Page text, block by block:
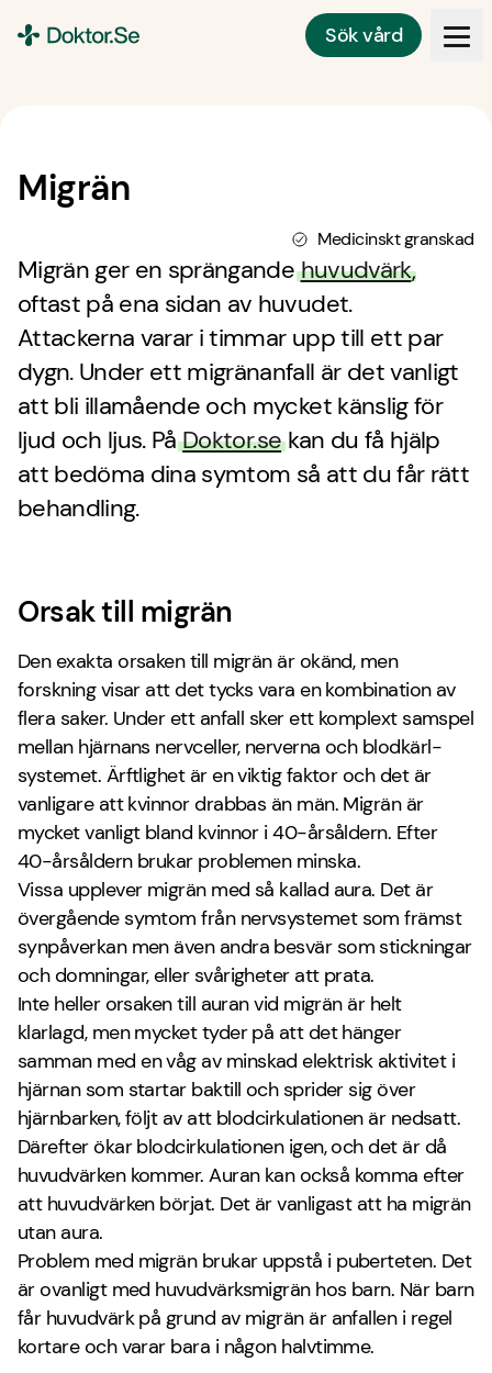
Sök vård
Migrän
Medicinskt granskad
Migrän ger en sprängandehuvudvärk,
oftast på ena sidan av huvudet.
Attackerna varar i timmar upp till ett par
dygn. Under ett migränanfall är det vanligt
att bli illamående och mycket känslig för
ljud och ljus. PåDoktor.sekan du få hjälp
att bedöma dina symtom så att du får rätt
behandling.
Orsak till migrän
Den exakta orsaken till migrän är okänd, men
forskning visar att det tycks vara en kombination av
flera saker. Under ett anfall sker ett komplext samspel
mellan hjärnans nervceller, nerverna och blodkärl-
systemet. Ärftlighet är en viktig faktor och det är
vanligare att kvinnor drabbas än män. Migrän är
mycket vanligt bland kvinnor i 40-årsåldern. Efter
40-årsåldern brukar problemen minska.
Vissa upplever migrän med så kallad aura. Det är
övergående symtom från nervsystemet som främst
synpåverkan men även andra besvär som stickningar
och domningar, eller svårigheter att prata.
Inte heller orsaken till auran vid migrän är helt
klarlagd, men mycket tyder på att det hänger
samman med en våg av minskad elektrisk aktivitet i
hjärnan som startar baktill och sprider sig över
hjärnbarken, följt av att blodcirkulationen är nedsatt.
Därefter ökar blodcirkulationen igen, och det är då
huvudvärken kommer. Auran kan också komma efter
att huvudvärken börjat. Det är vanligast att ha migrän
utan aura.
Problem med migrän brukar uppstå i puberteten. Det
är ovanligt med huvudvärksmigrän hos barn. När barn
får huvudvärk på grund av migrän är anfallen i regel
kortare och varar bara i någon halvtimme.